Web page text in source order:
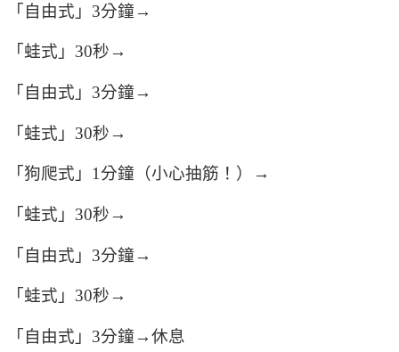
「自由式」3分鐘→
「蛙式」30秒→
「自由式」3分鐘→
「蛙式」30秒→
「狗爬式」1分鐘（小心抽筋！）→
「蛙式」30秒→
「自由式」3分鐘→
「蛙式」30秒→
「自由式」3分鐘→休息